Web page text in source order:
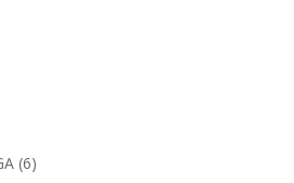
(6)